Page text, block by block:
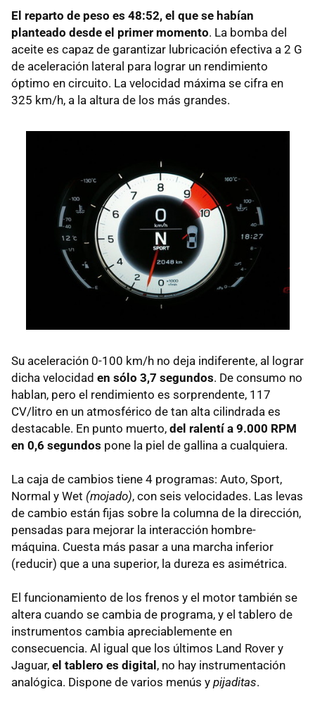
El reparto de peso es 48:52, el que se habían
planteado desde el primer momento. La bomba del
aceite es capaz de garantizar lubricación efectiva a 2 G
de aceleración lateral para lograr un rendimiento
óptimo en circuito. La velocidad máxima se cifra en
325 km/h, a la altura de los más grandes.
Su aceleración 0-100 km/h no deja indiferente, al lograr
dicha velocidad en sólo 3,7 segundos. De consumo no
hablan, pero el rendimiento es sorprendente, 117
CV/litro en un atmosférico de tan alta cilindrada es
destacable. En punto muerto, del ralentí a 9.000 RPM
en 0,6 segundos pone la piel de gallina a cualquiera.
La caja de cambios tiene 4 programas: Auto, Sport,
Normal y Wet (mojado), con seis velocidades. Las levas
de cambio están fijas sobre la columna de la dirección,
pensadas para mejorar la interacción hombre-
máquina. Cuesta más pasar a una marcha inferior
(reducir) que a una superior, la dureza es asimétrica.
El funcionamiento de los frenos y el motor también se
altera cuando se cambia de programa, y el tablero de
instrumentos cambia apreciablemente en
consecuencia. Al igual que los últimos Land Rover y
Jaguar, el tablero es digital , no hay instrumentación
analógica. Dispone de varios menús y pijaditas.